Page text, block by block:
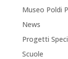
Museo Poldi
News
Progetti
Scuole